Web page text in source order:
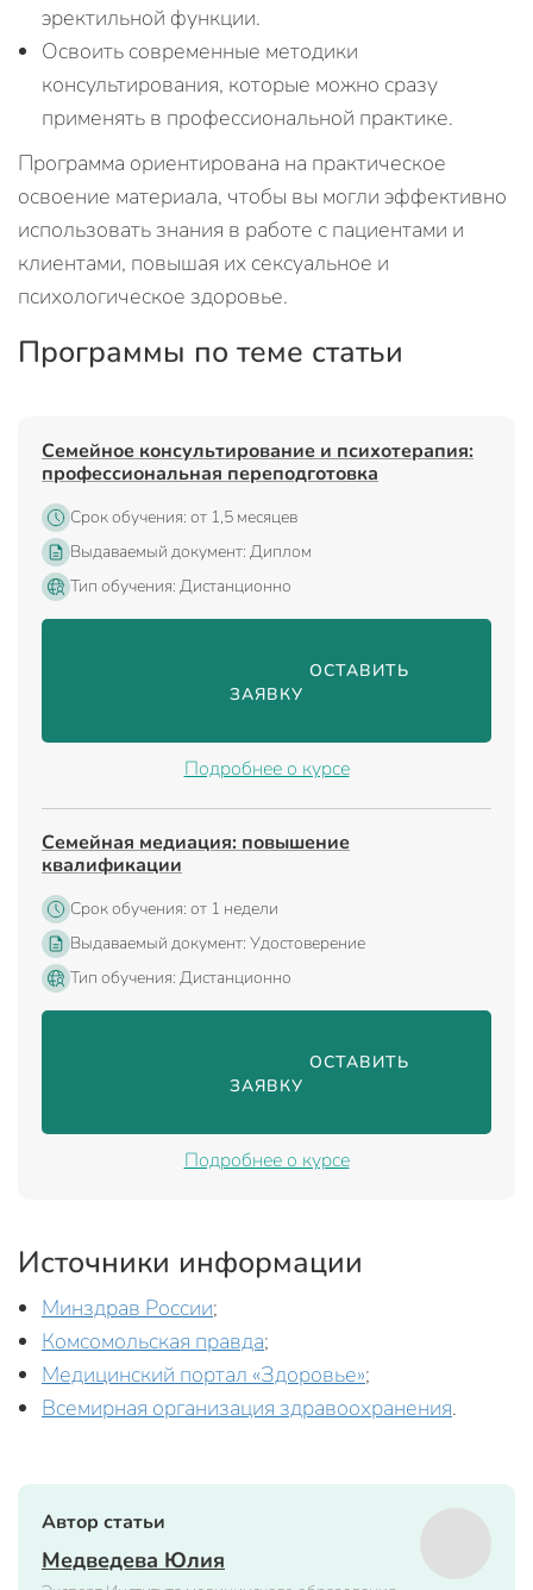
эректильной функции.
Освоить современные методики
консультирования, которые можно сразу
применять в профессиональной практике.
Программа ориентирована на практическое
освоение материала, чтобы вы могли эффективно
использовать знания в работе с пациентами и
клиентами, повышая их сексуальное и
психологическое здоровье.
Программы по теме статьи
Семейное консультирование и психотерапия:
профессиональная переподготовка
Срок обучения: от 1,5 месяцев
Выдаваемый документ: Диплом
Тип обучения: Дистанционно
                                ОСТАВИТЬ
ЗАЯВКУ
Подробнее о курсе
Семейная медиация: повышение
квалификации
Срок обучения: от 1 недели
Выдаваемый документ: Удостоверение
Тип обучения: Дистанционно
                                ОСТАВИТЬ
ЗАЯВКУ
Подробнее о курсе
Источники информации
Минздрав России;
Комсомольская правда;
Медицинский портал «Здоровье»;
Всемирная организация здравоохранения.
Автор статьи
Медведева Юлия